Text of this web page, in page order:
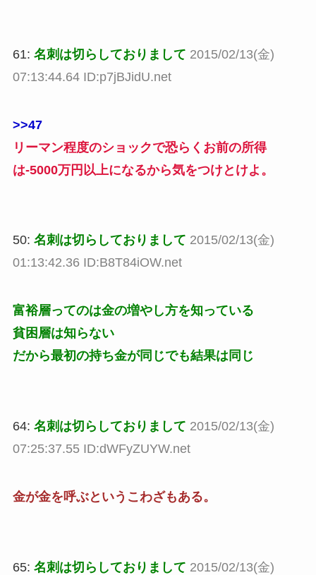
61: 名刺は切らしておりまして 2015/02/13(金)
07:13:44.64 ID:p7jBJidU.net
>>47
リーマン程度のショックで恐らくお前の所得
は-5000万円以上になるから気をつけとけよ。
50: 名刺は切らしておりまして 2015/02/13(金)
01:13:42.36 ID:B8T84iOW.net
富裕層ってのは金の増やし方を知っている
貧困層は知らない
だから最初の持ち金が同じでも結果は同じ
64: 名刺は切らしておりまして 2015/02/13(金)
07:25:37.55 ID:dWFyZUYW.net
金が金を呼ぶというこわざもある。
65: 名刺は切らしておりまして 2015/02/13(金)